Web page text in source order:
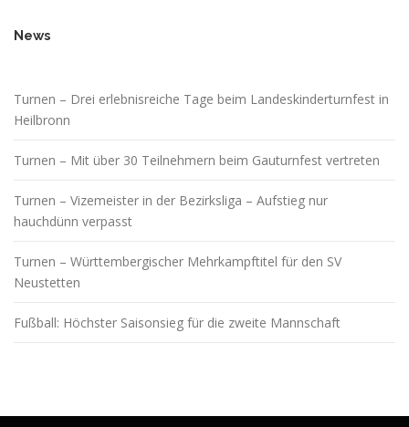
News
Turnen – Drei erlebnisreiche Tage beim Landeskinderturnfest in
Heilbronn
Turnen – Mit über 30 Teilnehmern beim Gauturnfest vertreten
Turnen – Vizemeister in der Bezirksliga – Aufstieg nur
hauchdünn verpasst
Turnen – Württembergischer Mehrkampftitel für den SV
Neustetten
Fußball: Höchster Saisonsieg für die zweite Mannschaft